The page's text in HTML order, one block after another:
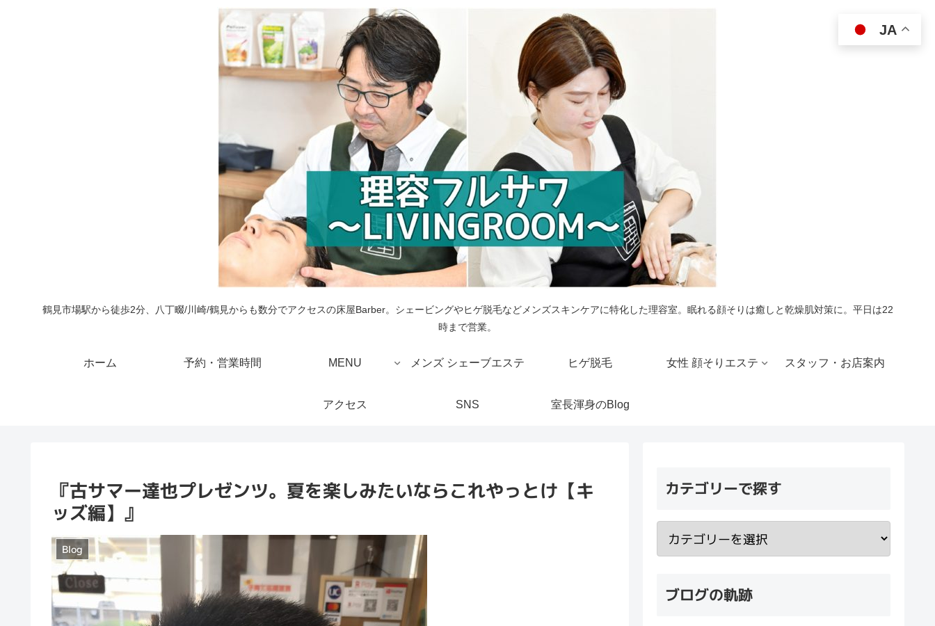
鶴見市場駅から徒歩2分、八丁畷/川崎/鶴見からも数分でアクセスの床屋Barber。シェービングやヒゲ脱毛などメンズスキンケアに特化した理容室。眠れる顔そりは癒しと乾燥肌対策に。平日は22
時まで営業。
ホーム 予約・営業時間 MENU メンズ シェーブエステ ヒゲ脱毛 女性 顔そりエステ スタッフ・お店案内
アクセス SNS 室長渾身のBlog
『古サマー達也プレゼンツ。夏を楽しみたいならこれやっとけ【キ
ッズ編】』
Blog
カテゴリーで探す
ブログの軌跡
JA